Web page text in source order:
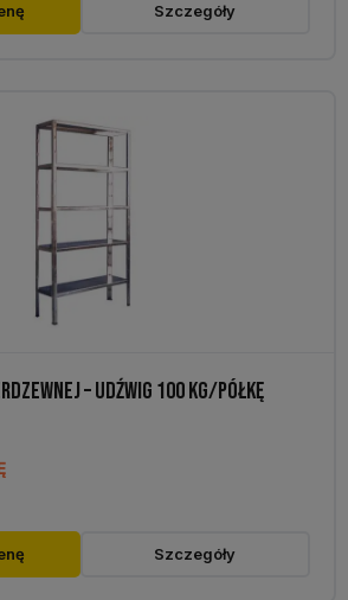
Szczegóły
– UDŹWIG 100 KG/PÓŁKĘ
Szczegóły